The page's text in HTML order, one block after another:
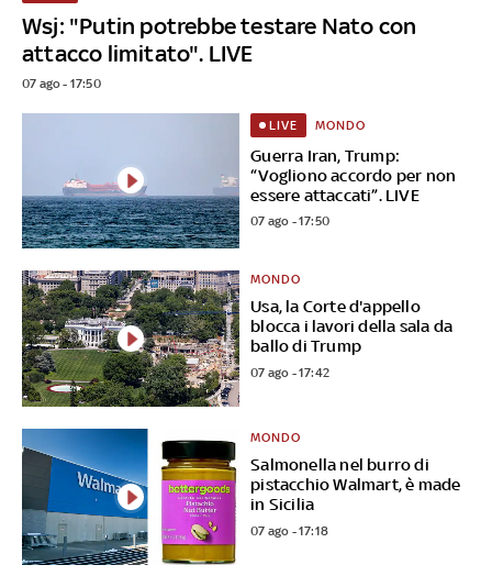
Wsj: "Putin potrebbe testare Nato con
attacco limitato". LIVE
07 ago - 17:50
Guerra Iran, Trump:
“Vogliono accordo per non
essere attaccati”. LIVE
LIVE MONDO
07 ago - 17:50
Usa, la Corte d'appello
blocca i lavori della sala da
ballo di Trump
MONDO
07 ago - 17:42
Salmonella nel burro di
pistacchio Walmart, è made
in Sicilia
MONDO
07 ago - 17:18